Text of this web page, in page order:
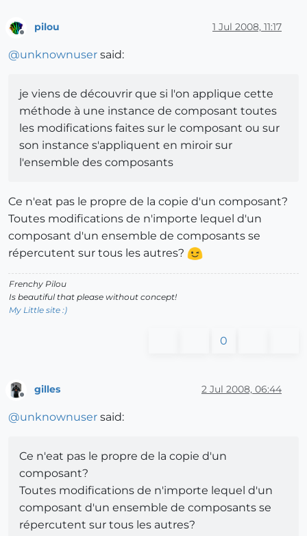
Offline
pilou 1 Jul 2008, 11:17
@unknownuser said:
je viens de découvrir que si l'on applique cette
méthode à une instance de composant toutes
les modifications faites sur le composant ou sur
son instance s'appliquent en miroir sur
l'ensemble des composants
Ce n'eat pas le propre de la copie d'un composant?
Toutes modifications de n'importe lequel d'un
composant d'un ensemble de composants se
répercutent sur tous les autres?
Frenchy Pilou
Is beautiful that please without concept!
My Little site :)
0
gilles 2 Jul 2008, 06:44
@unknownuser said:
Ce n'eat pas le propre de la copie d'un
composant?
Toutes modifications de n'importe lequel d'un
composant d'un ensemble de composants se
répercutent sur tous les autres?